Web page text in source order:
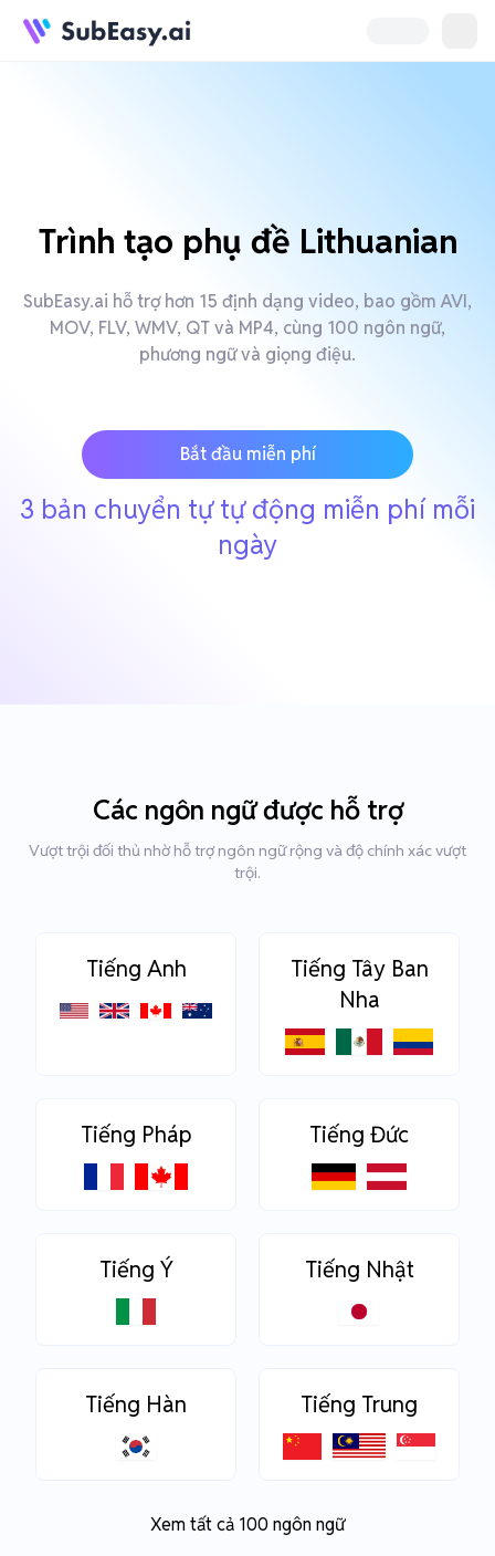
Trình tạo phụ đề Lithuanian
SubEasy.ai hỗ trợ hơn 15 định dạng video, bao gồm AVI,
MOV, FLV, WMV, QT và MP4, cùng 100 ngôn ngữ,
phương ngữ và giọng điệu.
Bắt đầu miễn phí
3 bản chuyển tự tự động miễn phí mỗi
ngày
Các ngôn ngữ được hỗ trợ
Vượt trội đối thủ nhờ hỗ trợ ngôn ngữ rộng và độ chính xác vượt
trội.
Tiếng Anh
Tiếng Tây Ban
Nha
Tiếng Pháp Tiếng Đức
Tiếng Ý Tiếng Nhật
Tiếng Hàn Tiếng Trung
Xem tất cả 100 ngôn ngữ